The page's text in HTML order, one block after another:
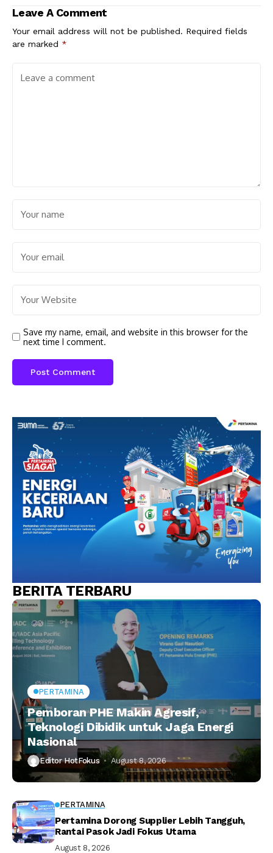
Leave A Comment
Your email address will not be published. Required fields
are marked *
Save my name, email, and website in this browser for the
next time I comment.
BERITA TERBARU
PERTAMINA
Pemboran PHE Makin Agresif,
Teknologi Dibidik untuk Jaga Energi
Nasional
Editor HotFokus August 8, 2026
PERTAMINA
Pertamina Dorong Supplier Lebih Tangguh,
Rantai Pasok Jadi Fokus Utama
August 8, 2026